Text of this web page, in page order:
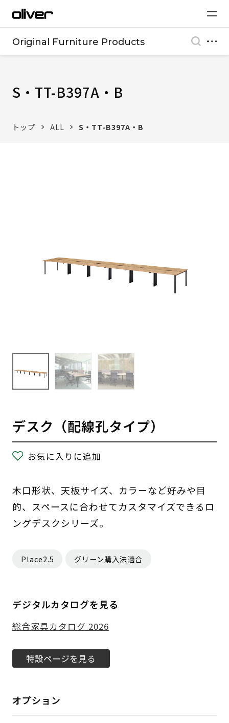
Original Furniture Products
S・TT-B397A・B
トップ ALL S・TT-B397A・B
デスク（配線孔タイプ）
お気に入りに追加
木口形状、天板サイズ、カラーなど好みや目
的、スペースに合わせてカスタマイズできるロ
ングデスクシリーズ。
Place2.5 グリーン購入法適合
デジタルカタログを見る
総合家具カタログ 2026
特設ページを見る
オプション